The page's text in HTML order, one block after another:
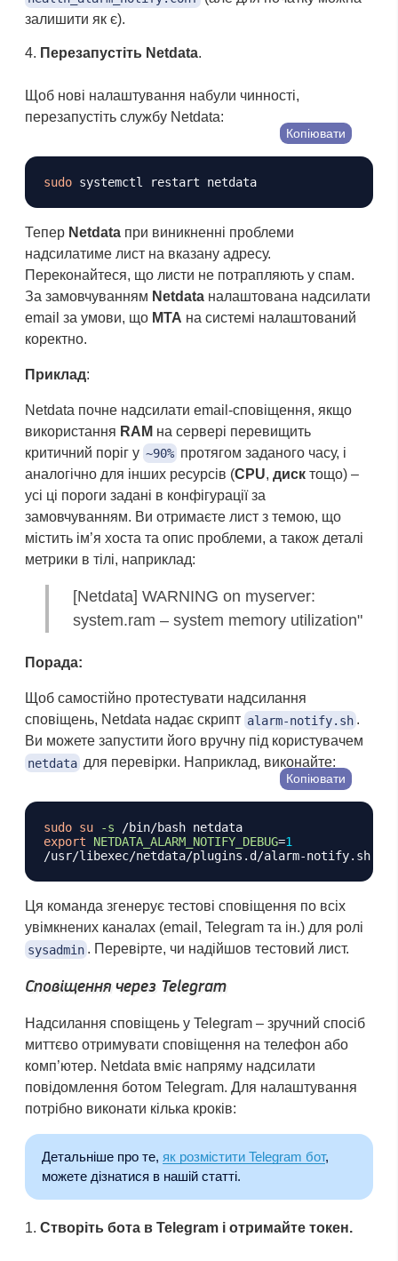
залишити як є).
Перезапустіть Netdata.
Щоб нові налаштування набули чинності,
перезапустіть службу Netdata:
sudo
Копіювати
Тепер Netdata при виникненні проблеми
надсилатиме лист на вказану адресу.
Переконайтеся, що листи не потрапляють у спам.
За замовчуванням Netdata налаштована надсилати
email за умови, що MTA на системі налаштований
коректно.
Приклад:
Netdata почне надсилати email-сповіщення, якщо
використання RAM на сервері перевищить
критичний поріг у ~90% протягом заданого часу, і
аналогічно для інших ресурсів (CPU, диск тощо) –
усі ці пороги задані в конфігурації за
замовчуванням. Ви отримаєте лист з темою, що
містить ім’я хоста та опис проблеми, а також деталі
метрики в тілі, наприклад:
[Netdata] WARNING on myserver:
system.ram – system memory utilization"
Порада:
Щоб самостійно протестувати надсилання
сповіщень, Netdata надає скрипт alarm-notify.sh.
Ви можете запустити його вручну під користувачем
netdataдля перевірки. Наприклад, виконайте:
sudo su -s
export
NETDATA_ALARM_NOTIFY_DEBUG=1
/usr/libexec/netdata/plugins.d/alarm-notify.sh
Копіювати
Ця команда згенерує тестові сповіщення по всіх
увімкнених каналах (email, Telegram та ін.) для ролі
sysadmin. Перевірте, чи надійшов тестовий лист.
Сповіщення через Telegram
Надсилання сповіщень у Telegram – зручний спосіб
миттєво отримувати сповіщення на телефон або
комп’ютер. Netdata вміє напряму надсилати
повідомлення ботом Telegram. Для налаштування
потрібно виконати кілька кроків:
Детальніше про те, як розмістити Telegram бот,
можете дізнатися в нашій статті.
Створіть бота в Telegram і отримайте токен.